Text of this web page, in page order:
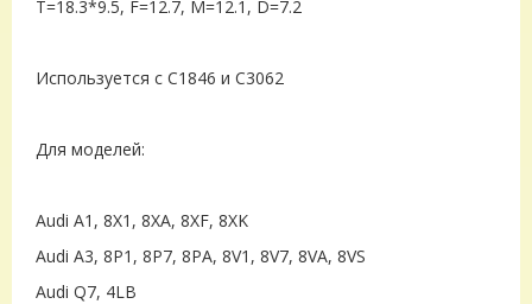
T=18.3*9.5, F=12.7, M=12.1, D=7.2
Используется с C1846 и C3062
Для моделей:
Audi A1, 8X1, 8XA, 8XF, 8XK
Audi A3, 8P1, 8P7, 8PA, 8V1, 8V7, 8VA, 8VS
Audi Q7, 4LB